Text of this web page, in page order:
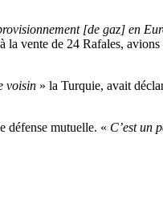
[de gaz] en
la vente de 24 Rafales,
voisin » la Turquie, avait
défense mutuelle. « C’est un